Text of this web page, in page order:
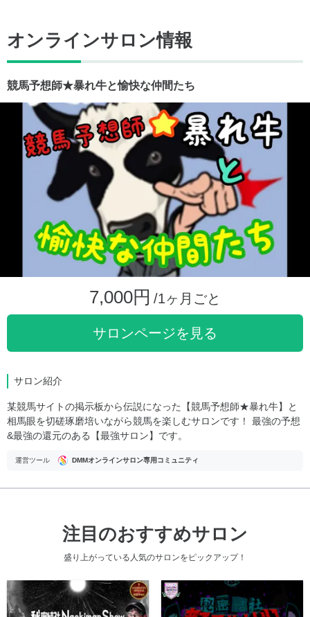
オンラインサロン情報
競馬予想師★暴れ牛と愉快な仲間たち
7,000円 /1ヶ月ごと
サロンページを見る
サロン紹介
某競馬サイトの掲示板から伝説になった【競馬予想師★暴れ牛】と
相馬眼を切磋琢磨培いながら競馬を楽しむサロンです！ 最強の予想
&最強の還元のある【最強サロン】です。
運営ツール DMMオンラインサロン専用コミュニティ
注目のおすすめサロン
盛り上がっている人気のサロンをピックアップ！